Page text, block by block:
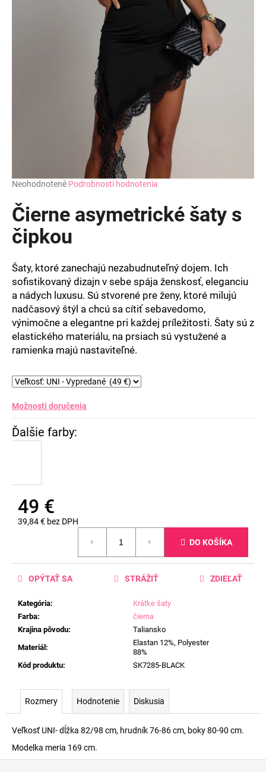
Priemerné
produktu
je
0,0
z
hviezdičiek.
Neohodnotené Podrobnosti hodnotenia
Čierne asymetrické šaty s
čipkou
Šaty, ktoré zanechajú nezabudnuteľný dojem. Ich
sofistikovaný dizajn v sebe spája ženskosť, eleganciu
a nádych luxusu. Sú stvorené pre ženy, ktoré milujú
nadčasový štýl a chcú sa cítiť sebavedomo,
výnimočne a elegantne pri každej príležitosti. Šaty sú z
elastického materiálu, na prsiach sú vystužené a
ramienka majú nastaviteľné.
Možnosti doručenia
49 €
39,84 € bez DPH
DO KOŠÍKA
Kategória:
Krátke šaty
Farba:
čierna
Krajina pôvodu:
Taliansko
Materiál :
Elastan 12%, Polyester
88%
Kód produktu: SK7285-BLACK
OPÝTAŤ SA STRÁŽIŤ ZDIEĽAŤ
Rozmery Hodnotenie Diskusia
Veľkosť UNI- dĺžka 82/98 cm, hrudník 76-86 cm, boky 80-90 cm.
Modelka meria 169 cm.